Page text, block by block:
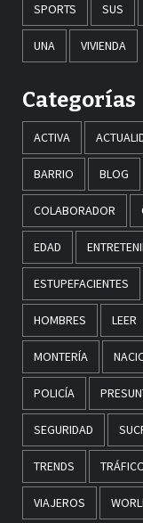
SPORTS SUS
UNA VIVIENDA
Categorías
ACTIVA
BARRIO BLOG
COLABORADOR
EDAD
ESTUPEFACIENTES
HOMBRES LEER
MONTERÍA
POLICÍA
SEGURIDAD
TRENDS
VIAJEROS